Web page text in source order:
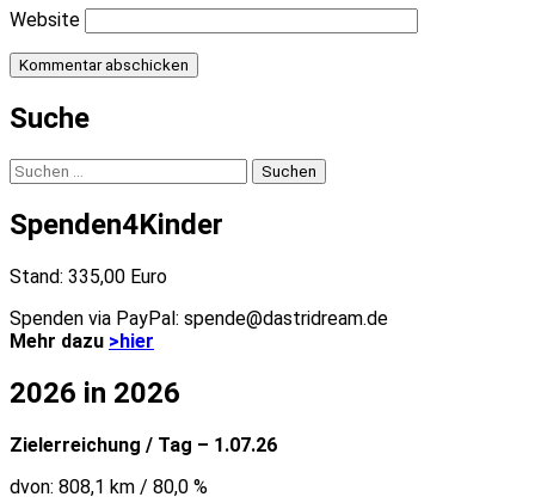
Website
Suche
Suchen
nach:
Spenden4Kinder
Stand: 335,00 Euro
Spenden via PayPal: spende@dastridream.de
Mehr dazu >hier
2026 in 2026
Zielerreichung / Tag – 1.07.26
dvon: 808,1 km / 80,0 %